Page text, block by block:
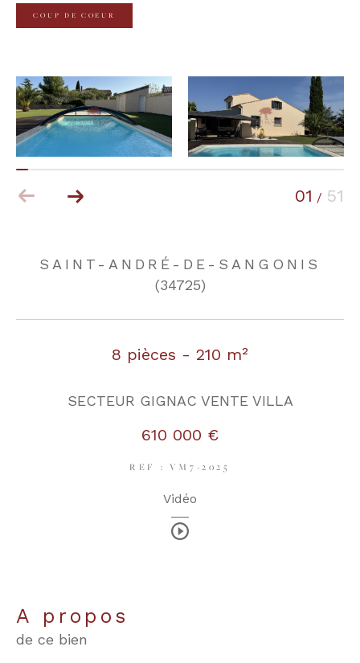
COUP DE COEUR
01 / 51
SAINT-ANDRÉ-DE-SANGONIS
(34725)
8 pièces - 210 m²
SECTEUR GIGNAC VENTE VILLA
610 000 €
REF : VM7-2025
Vidéo
a propos
de ce bien
Référence
AFFINER LES CRITÈRES
TERRASSE PARKING PISCINE
RECHERCHER